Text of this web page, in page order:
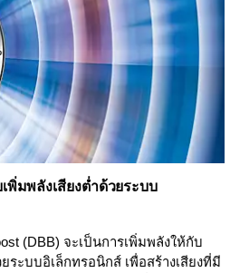
พิ่มพลังเสียงต่ำด้วยระบบ
(DBB) จะเป็นการเพิ่มพลังให้กับ
ระบบอิเล็กทรอนิกส์ เพื่อสร้างเสียงที่มี